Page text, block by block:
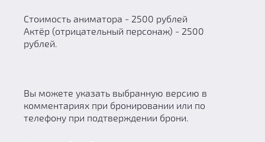
Стоимость аниматора - 2500 рублей
Актёр (отрицательный персонаж) - 2500
рублей.
Вы можете указать выбранную версию в
комментариях при бронировании или по
телефону при подтверждении брони.